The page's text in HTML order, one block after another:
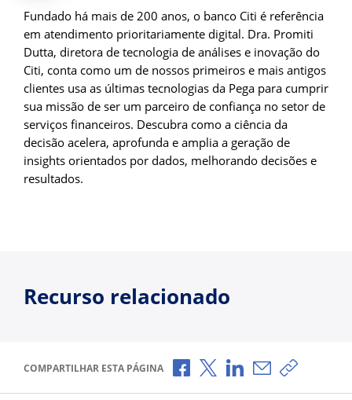
Fundado há mais de 200 anos, o banco Citi é referência
em atendimento prioritariamente digital. Dra. Promiti
Dutta, diretora de tecnologia de análises e inovação do
Citi, conta como um de nossos primeiros e mais antigos
clientes usa as últimas tecnologias da Pega para cumprir
sua missão de ser um parceiro de confiança no setor de
serviços financeiros. Descubra como a ciência da
decisão acelera, aprofunda e amplia a geração de
insights orientados por dados, melhorando decisões e
resultados.
Recurso relacionado
COMPARTILHAR ESTA PÁGINA Compartilhar no Facebook
Compartilhar no X
Compartilhar no
Compartilhar
Copiar